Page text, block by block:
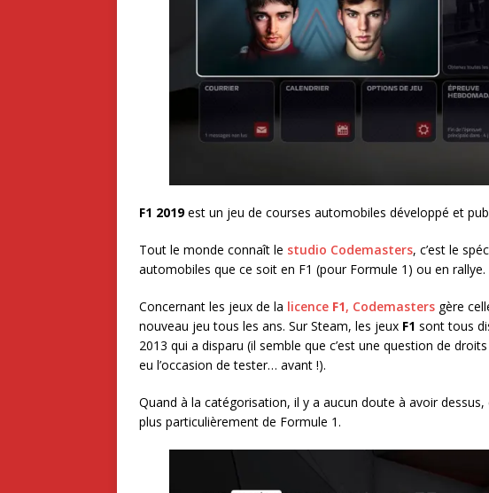
F1 2019est un jeu de courses automobiles développé et
Tout le monde connaît le studio Codemasters, c’est le
automobiles que ce soit en F1 (pour Formule 1) ou en rallye.
Concernant les jeux de la licence F1, Codemasters gère
nouveau jeu tous les ans. Sur Steam, les jeux F1 sont tous
2013 qui a disparu (il semble que c’est une question de
eu l’occasion de tester… avant !).
Quand à la catégorisation, il y a aucun doute à avoir
plus particulièrement de Formule 1.